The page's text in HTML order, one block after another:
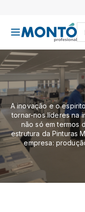
A inovação e o
tornar-nos líderes na
não só em termos
estrutura da Pinturas
empresa: